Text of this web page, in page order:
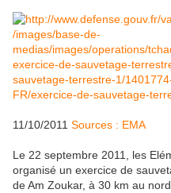
11/10/2011 Sources : EMA
Le 22 septembre 2011, les
organisé un exercice de
de Am Zoukar, à 30 km au nord